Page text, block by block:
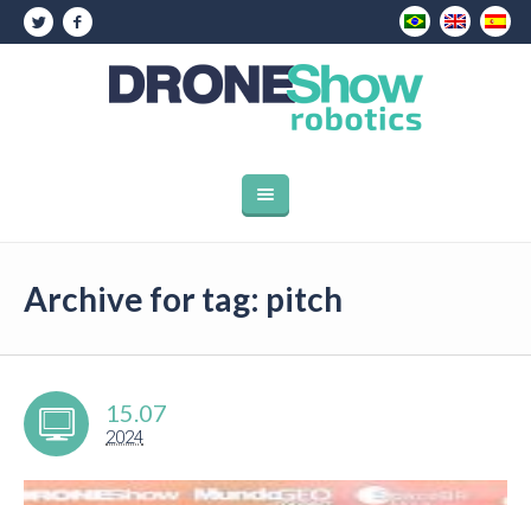
Archive for tag: pitch
15.07
2024